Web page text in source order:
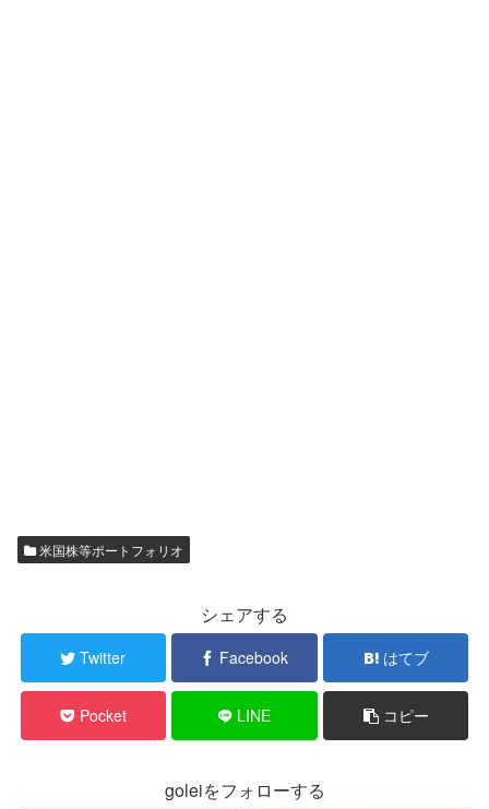
米国株等ポートフォリオ
シェアする
Twitter Facebook はてブ
Pocket LINE コピー
goleiをフォローする